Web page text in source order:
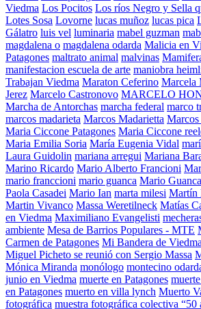
Viedma Los Pocitos Los ríos Negro y Sella
Lotes Sosa Lovorne lucas muñoz lucas pica
Gálatro luis vel luminaria mabel guzman
magdalena o magdalena odarda Malicia en
Patagones maltrato animal malvinas
manifestacion escuela de arte maniobra
Trabajan Viedma Maraton Ceferino Marcela
Jerez Marcelo Castronovo MARCELO
Marcha de Antorchas marcha federal marco
marcos madarieta Marcos Madarietta Marcos
Maria Ciccone Patagones Maria Ciccone
Maria Emilia Soria María Eugenia Vidal
Laura Guidolin mariana arregui Mariana
Marino Ricardo Mario Alberto Francioni
mario franccioni mario guanca Mario
Paola Casadei Mario Ian marta milesi Martín
Martin Vivanco Massa Weretilneck Matías
en Viedma Maximiliano Evangelisti
ambiente Mesa de Barrios Populares - MTE
Carmen de Patagones Mi Bandera de Viedma
Miguel Picheto se reunió con Sergio Massa
Mónica Miranda monólogo montecino
junio en Viedma muerte en Patagones
en Patagones muerto en villa lynch Muerto
fotográfica muestra fotográfica colectiva “50